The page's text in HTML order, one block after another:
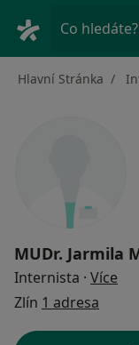
Co hledáte?
Hlavní Stránka
MUDr. Jarmila
Internista · Více
Zlín 1 adresa